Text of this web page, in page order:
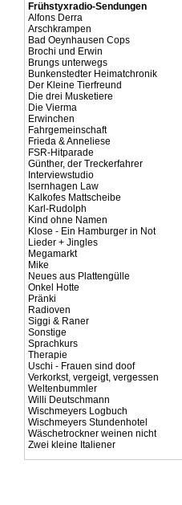
Frühstyxradio-Sendungen
Alfons Derra
Arschkrampen
Bad Oeynhausen Cops
Brochi und Erwin
Brungs unterwegs
Bunkenstedter Heimatchronik
Der Kleine Tierfreund
Die drei Musketiere
Die Vierma
Erwinchen
Fahrgemeinschaft
Frieda & Anneliese
FSR-Hitparade
Günther, der Treckerfahrer
Interviewstudio
Isernhagen Law
Kalkofes Mattscheibe
Karl-Rudolph
Kind ohne Namen
Klose - Ein Hamburger in Not
Lieder + Jingles
Megamarkt
Mike
Neues aus Plattengülle
Onkel Hotte
Pränki
Radioven
Siggi & Raner
Sonstige
Sprachkurs
Therapie
Uschi - Frauen sind doof
Verkorkst, vergeigt, vergessen
Weltenbummler
Willi Deutschmann
Wischmeyers Logbuch
Wischmeyers Stundenhotel
Wäschetrockner weinen nicht
Zwei kleine Italiener